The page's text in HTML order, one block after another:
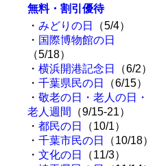
無料・割引優待
・ みどりの日
（5/4）
・ 国際博物館の日
（5/18）
・ 横浜開港記念日
（6/2）
・ 千葉県民の日
（6/15）
・ 敬老の日・老人の日・
老人週間
（9/15-21）
・ 都民の日
（10/1）
・ 千葉市民の日
（10/18）
・ 文化の日
（11/3）